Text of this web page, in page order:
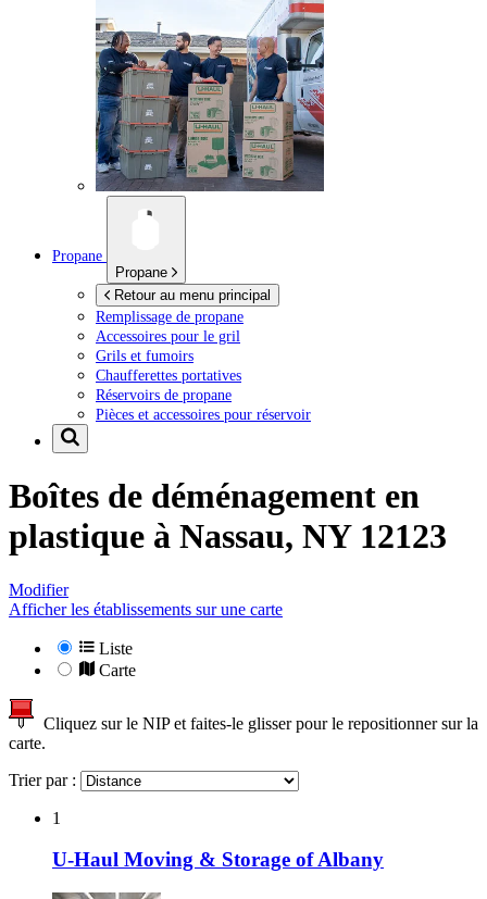
Propane
Propane
Retour au menu principal
Remplissage de propane
Accessoires pour le gril
Grils et fumoirs
Chaufferettes portatives
Réservoirs de propane
Pièces et accessoires pour réservoir
Boîtes de déménagement en
plastique à Nassau, NY 12123
Modifier
Afficher les établissements sur une carte
Liste
Carte
Cliquez sur le NIP et faites-le glisser pour le repositionner sur la
carte.
Trier par :
1
U-Haul Moving & Storage of Albany